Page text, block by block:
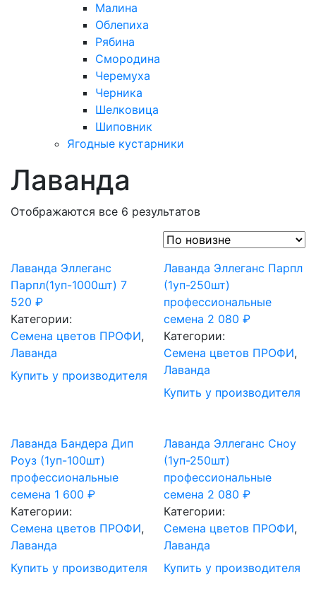
Малина
Облепиха
Рябина
Смородина
Черемуха
Черника
Шелковица
Шиповник
Ягодные кустарники
Лаванда
Отображаются все 6 результатов
Лаванда Эллеганс
Парпл(1уп-1000шт) 7
520 ₽
Категории:
Cемена цветов ПРОФИ,
Лаванда
Купить у производителя
Лаванда Эллеганс Парпл
(1уп-250шт)
профессиональные
семена 2 080₽
Категории:
Cемена цветов ПРОФИ,
Лаванда
Купить у производителя
Лаванда Бандера Дип
Роуз (1уп-100шт)
профессиональные
семена 1 600 ₽
Категории:
Cемена цветов ПРОФИ,
Лаванда
Купить у производителя
Лаванда Эллеганс Сноу
(1уп-250шт)
профессиональные
семена 2 080₽
Категории:
Cемена цветов ПРОФИ,
Лаванда
Купить у производителя